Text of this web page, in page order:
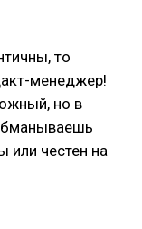
то
менеджер!
но в
или честен на